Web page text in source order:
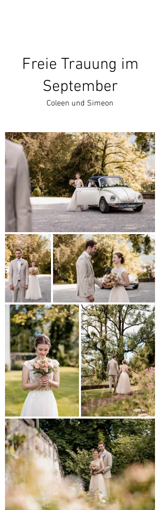
Freie Trauung im
September
Coleen und Simeon